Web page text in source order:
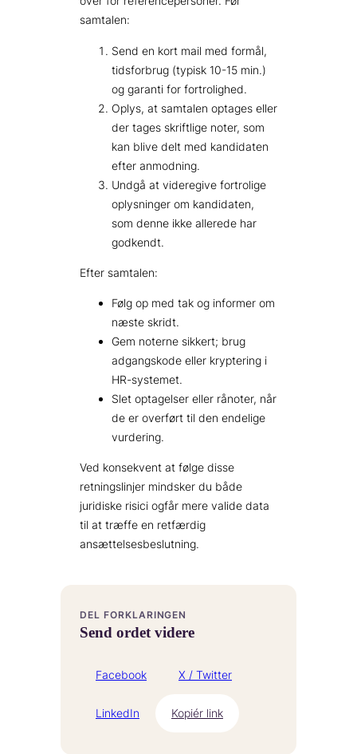
samtalen:
Send en kort mail med formål,
tidsforbrug (typisk 10-15 min.)
og garanti for fortrolighed.
Oplys, at samtalen optages eller
der tages skriftlige noter, som
kan blive delt med kandidaten
efter anmodning.
Undgå at videregive fortrolige
oplysninger om kandidaten,
som denne ikke allerede har
godkendt.
Efter samtalen:
Følg op med tak og informer om
næste skridt.
Gem noterne sikkert; brug
adgangskode eller kryptering i
HR-systemet.
Slet optagelser eller rånoter, når
de er overført til den endelige
vurdering.
Ved konsekvent at følge disse
retningslinjer mindsker du både
juridiske risici ogfår mere valide data
til at træffe en retfærdig
ansættelsesbeslutning.
DEL FORKLARINGEN
Send ordet videre
Facebook X / Twitter
LinkedIn Kopiér link